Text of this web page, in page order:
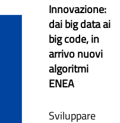
Innovazione:
dai big data ai
big code, in
arrivo nuovi
algoritmi
ENEA
Sviluppare